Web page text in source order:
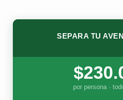
SEPARA TU
por persona ·